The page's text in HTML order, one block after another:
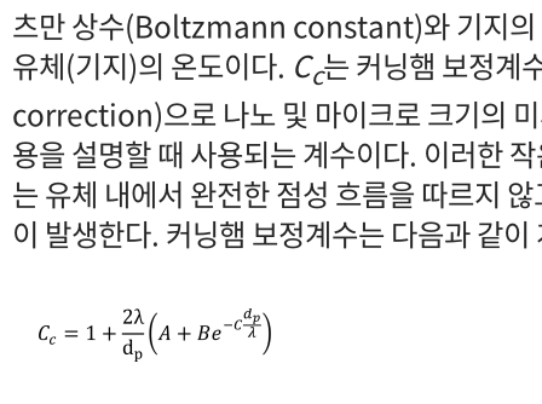
츠만 상수(Boltzmann constant)와 기지의
유체(기지)의 온도이다. Cc는 커닝햄 보정
correction)으로 나노 및 마이크로 크기의
용을 설명할 때 사용되는 계수이다. 이러한
는 유체 내에서 완전한 점성 흐름을 따르지
이 발생한다. 커닝햄 보정계수는 다음과 같이